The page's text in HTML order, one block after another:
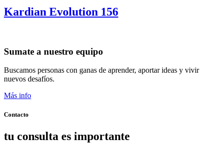
Kardian Evolution 156
Sumate a nuestro equipo
Buscamos personas con ganas de aprender, aportar ideas y vivir
nuevos desafíos.
Más info
Contacto
tu consulta es importante